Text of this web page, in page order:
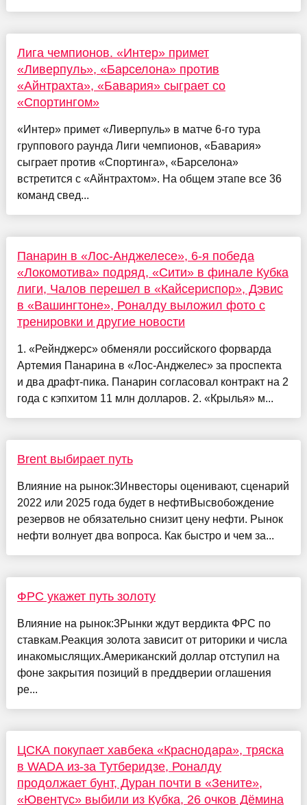
Лига чемпионов. «Интер» примет
«Ливерпуль», «Барселона» против
«Айнтрахта», «Бавария» сыграет со
«Спортингом»
«Интер» примет «Ливерпуль» в матче 6-го тура
группового раунда Лиги чемпионов, «Бавария»
сыграет против «Спортинга», «Барселона»
встретится с «Айнтрахтом». На общем этапе все 36
команд свед...
Панарин в «Лос-Анджелесе», 6-я победа
«Локомотива» подряд, «Сити» в финале Кубка
лиги, Чалов перешел в «Кайсериспор», Дэвис
в «Вашингтоне», Роналду выложил фото с
тренировки и другие новости
1. «Рейнджерс» обменяли российского форварда
Артемия Панарина в «Лос-Анджелес» за проспекта
и два драфт-пика. Панарин согласовал контракт на 2
года с кэпхитом 11 млн долларов. 2. «Крылья» м...
Brent выбирает путь
Влияние на рынок:3Инвесторы оценивают, сценарий
2022 или 2025 года будет в нефтиВысвобождение
резервов не обязательно снизит цену нефти. Рынок
нефти волнует два вопроса. Как быстро и чем за...
ФРС укажет путь золоту
Влияние на рынок:3Рынки ждут вердикта ФРС по
ставкам.Реакция золота зависит от риторики и числа
инакомыслящих.Американский доллар отступил на
фоне закрытия позиций в преддверии оглашения
ре...
ЦСКА покупает хавбека «Краснодара», тряска
в WADA из-за Тутберидзе, Роналду
продолжает бунт, Дуран почти в «Зените»,
«Ювентус» выбили из Кубка, 26 очков Дёмина